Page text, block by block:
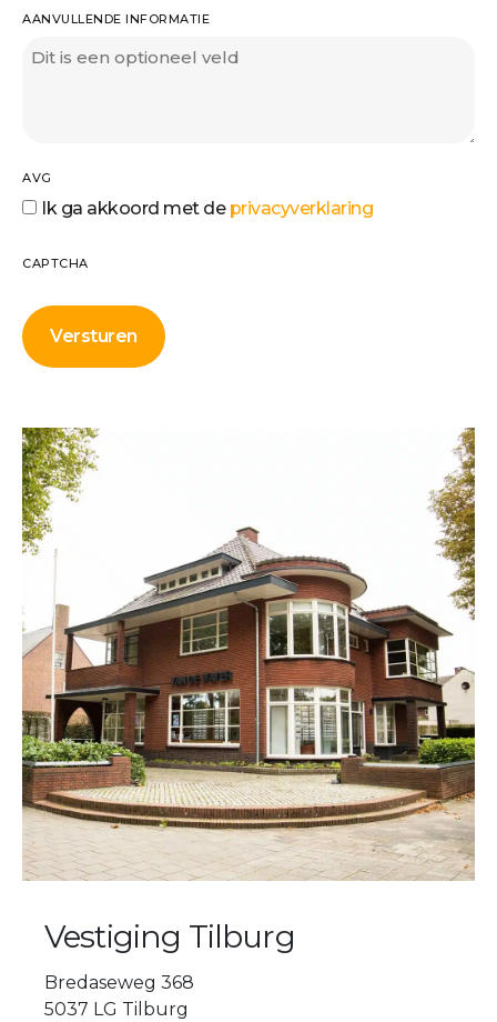
AANVULLENDE INFORMATIE
AVG
Ik ga akkoord met de privacyverklaring
CAPTCHA
Vestiging Tilburg
Bredaseweg 368
5037 LG Tilburg